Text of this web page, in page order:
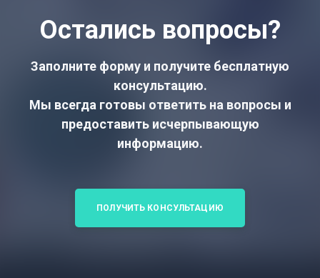
Остались вопросы?
Заполните форму и получите бесплатную
консультацию.
Мы всегда готовы ответить на вопросы и
предоставить исчерпывающую
информацию.
ПОЛУЧИТЬ КОНСУЛЬТАЦИЮ